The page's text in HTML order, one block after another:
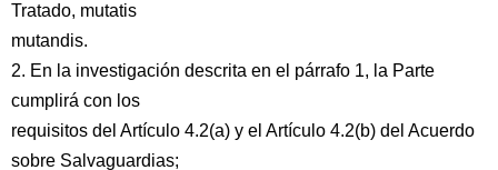
Tratado, mutatis
mutandis.
2. En la investigación descrita en el párrafo 1, la Parte
cumplirá con los
requisitos del Artículo 4.2(a) y el Artículo 4.2(b) del Acuerdo
sobre Salvaguardias;